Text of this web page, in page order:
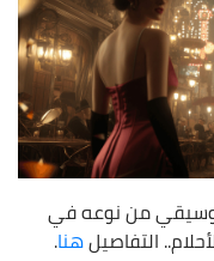
من نوعه في
التفاصيلهنا.